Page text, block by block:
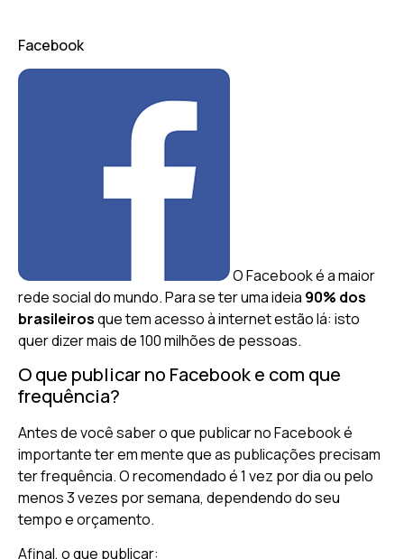
Facebook
O Facebook é a maior
rede social do mundo. Para se ter uma ideia 90% dos
brasileirosque tem acesso à internet estão lá: isto
quer dizer mais de 100 milhões de pessoas.
O que publicar no Facebook e com que
frequência?
Antes de você saber o que publicar no Facebook é
importante ter em mente que as publicações precisam
ter frequência. O recomendado é 1 vez por dia ou pelo
menos 3 vezes por semana, dependendo do seu
tempo e orçamento.
Afinal, o que publicar: